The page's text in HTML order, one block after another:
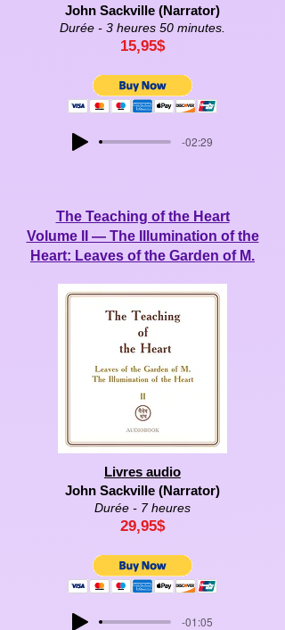
John Sackville (Narrator)
Durée - 3 heures 50 minutes.
15,95$
-02:29
The Teaching of the Heart
Volume II — The Illumination of the
Heart: Leaves of the Garden of M.
Livres audio
John Sackville (Narrator)
Durée - 7 heures
29,95$
-01:05